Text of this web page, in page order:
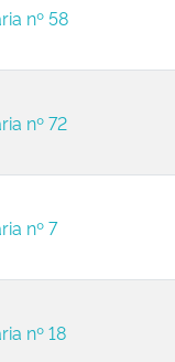
nº 58
nº 72
nº 7
nº 18